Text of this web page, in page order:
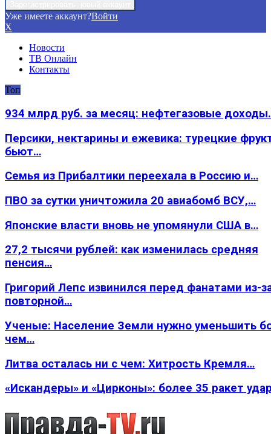
Уже имеете аккаунт?Войти
X
Новости
ТВ Онлайн
Контакты
Топ
934 млрд руб. за месяц: нефтегазовые
Персики, нектарины и ежевика: турецкие
бьют…
Семья из Прибалтики переехала в Россию и…
ПВО за сутки уничтожила 20 авиабомб ВСУ,…
Японские власти вновь не упомянули США в…
27,2 тысячи рублей: как изменилась средняя
пенсия…
Григорий Лепс извинился перед фанатами из-
повторной…
Ученые: Население Земли нужно уменьшить
чем…
Литва осталась ни с чем: Хитрость Кремля…
«Искандеры» и «Цирконы»: более 35 ракет